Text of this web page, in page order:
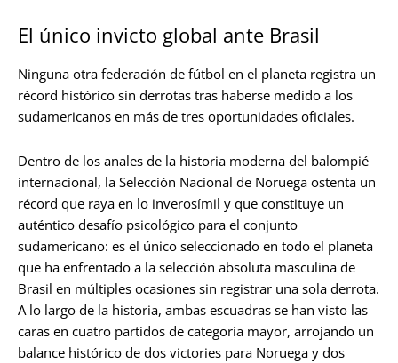
El único invicto global ante Brasil
Ninguna otra federación de fútbol en el planeta registra un
récord histórico sin derrotas tras haberse medido a los
sudamericanos en más de tres oportunidades oficiales.
Dentro de los anales de la historia moderna del balompié
internacional, la Selección Nacional de Noruega ostenta un
récord que raya en lo inverosímil y que constituye un
auténtico desafío psicológico para el conjunto
sudamericano: es el único seleccionado en todo el planeta
que ha enfrentado a la selección absoluta masculina de
Brasil en múltiples ocasiones sin registrar una sola derrota.
A lo largo de la historia, ambas escuadras se han visto las
caras en cuatro partidos de categoría mayor, arrojando un
balance histórico de dos victories para Noruega y dos